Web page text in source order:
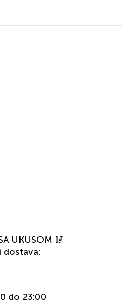
UKUSOM 🥢
dostava:
do 23:00